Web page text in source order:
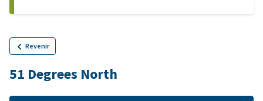
Revenir
51 Degrees North